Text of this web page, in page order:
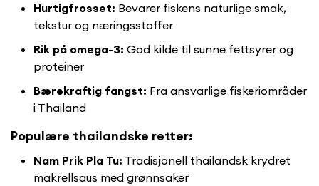
Hurtigfrosset: Bevarer fiskens naturlige smak,
tekstur og næringsstoffer
Rik på omega-3: God kilde til sunne fettsyrer og
proteiner
Bærekraftig fangst: Fra ansvarlige fiskeriområder
i Thailand
Populære thailandske retter:
Nam Prik Pla Tu: Tradisjonell thailandsk krydret
makrellsaus med grønnsaker